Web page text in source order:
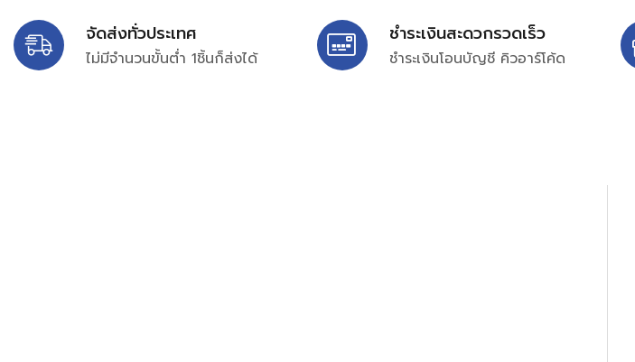
จัดส่งทั่วประเทศ
ไม่มีจำนวนขั้นต่ำ 1ชิ้นก็ส่งได้
ชำระเงินสะดวกรวดเร็ว
ชำระเงินโอนบัญชี คิวอาร์โค้ด